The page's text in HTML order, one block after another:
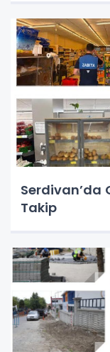
Serdivan’da
Takip